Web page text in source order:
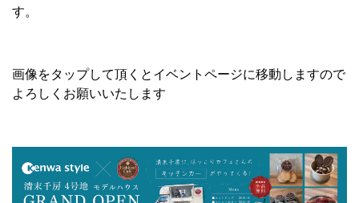
す。
画像をタップして頂くとイベントページに移動しますので
よろしくお願いいたします